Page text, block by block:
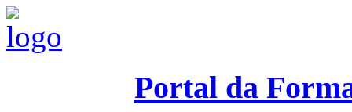
Portal da